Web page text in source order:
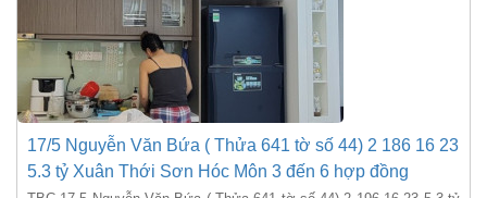
17/5 Nguyễn Văn Bứa ( Thửa 641 tờ số 44) 2 186 16 23
5.3 tỷ Xuân Thới Sơn Hóc Môn 3 đến 6 hợp đồng